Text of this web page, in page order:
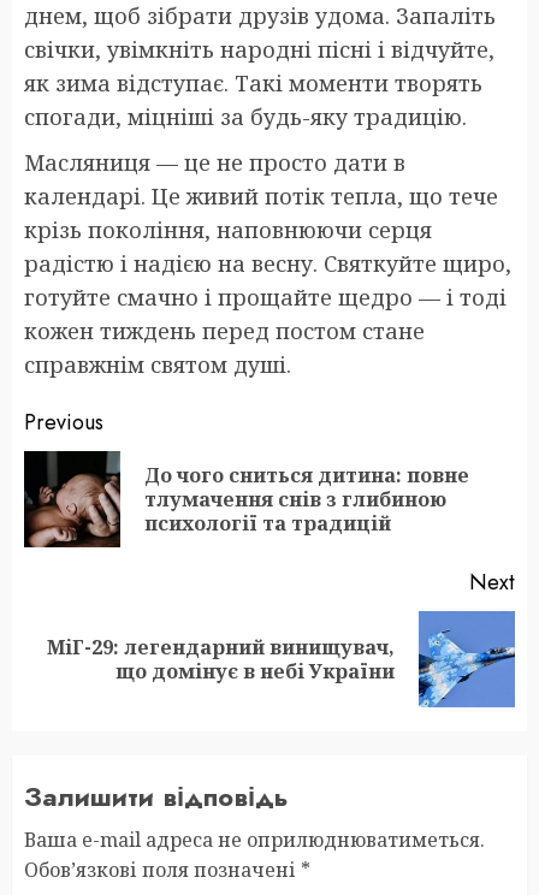
днем, щоб зібрати друзів удома. Запаліть
свічки, увімкніть народні пісні і відчуйте,
як зима відступає. Такі моменти творять
спогади, міцніші за будь-яку традицію.
Масляниця — це не просто дати в
календарі. Це живий потік тепла, що тече
крізь покоління, наповнюючи серця
радістю і надією на весну. Святкуйте щиро,
готуйте смачно і прощайте щедро — і тоді
кожен тиждень перед постом стане
справжнім святом душі.
Post
navigation
Previous
До чого сниться дитина: повне
тлумачення снів з глибиною
психології та традицій
Next
Next
МіГ-29: легендарний винищувач,
що домінує в небі України
Залишити відповідь
Ваша e-mail адреса не оприлюднюватиметься.
Обов’язкові поля позначені *